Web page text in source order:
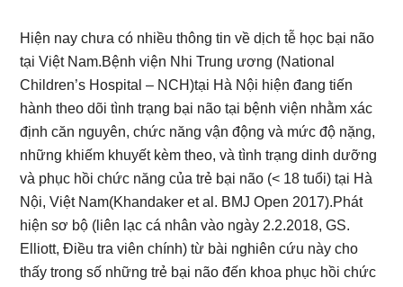
Hiện nay chưa có nhiều thông tin về dịch tễ học bại não
tại Việt Nam.Bệnh viện Nhi Trung ương (National
Children’s Hospital – NCH)tại Hà Nội hiện đang tiến
hành theo dõi tình trạng bại não tại bệnh viện nhằm xác
định căn nguyên, chức năng vận động và mức độ nặng,
những khiếm khuyết kèm theo, và tình trạng dinh dưỡng
và phục hồi chức năng của trẻ bại não (< 18 tuổi) tại Hà
Nội, Việt Nam(Khandaker et al. BMJ Open 2017).Phát
hiện sơ bộ (liên lạc cá nhân vào ngày 2.2.2018, GS.
Elliott, Điều tra viên chính) từ bài nghiên cứu này cho
thấy trong số những trẻ bại não đến khoa phục hồi chức